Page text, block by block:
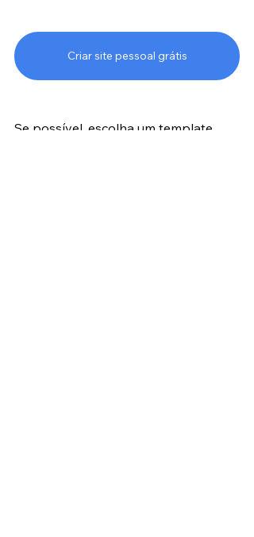
Criar site pessoal grátis
Se possível, escolha um template